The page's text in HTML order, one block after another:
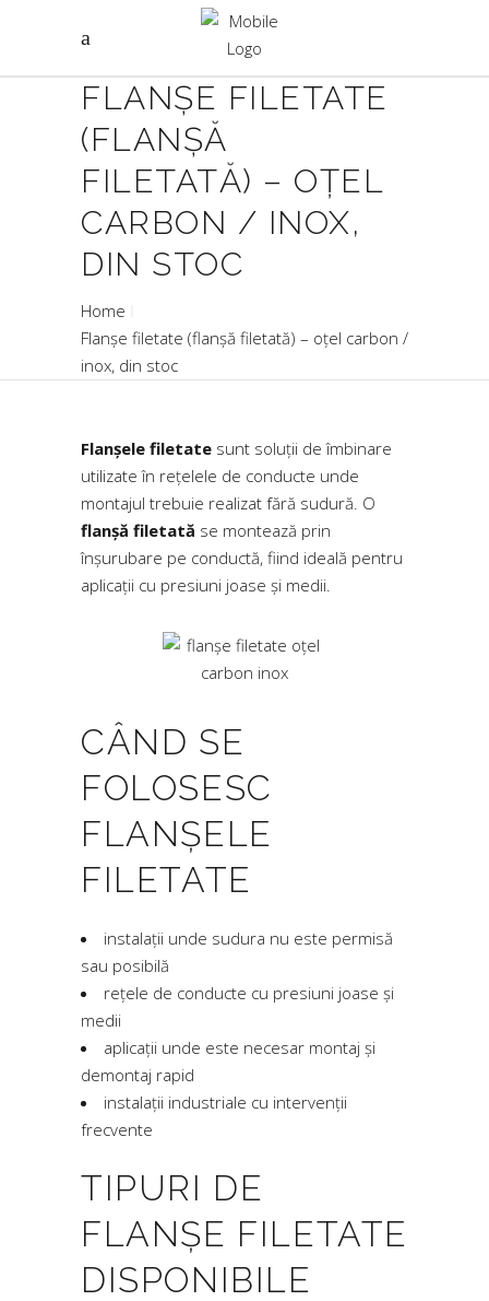
FLANȘE FILETATE
(FLANȘĂ
FILETATĂ) – OȚEL
CARBON / INOX,
DIN STOC
Home
Flanșe filetate (flanșă filetată) – oțel carbon /
inox, din stoc
Flanșele filetate sunt soluții de îmbinare
utilizate în rețelele de conducte unde
montajul trebuie realizat fără sudură. O
flanșă filetată se montează prin
înșurubare pe conductă, fiind ideală pentru
aplicații cu presiuni joase și medii.
CÂND SE
FOLOSESC
FLANȘELE
FILETATE
instalații unde sudura nu este permisă
sau posibilă
rețele de conducte cu presiuni joase și
medii
aplicații unde este necesar montaj și
demontaj rapid
instalații industriale cu intervenții
frecvente
TIPURI DE
FLANȘE FILETATE
DISPONIBILE